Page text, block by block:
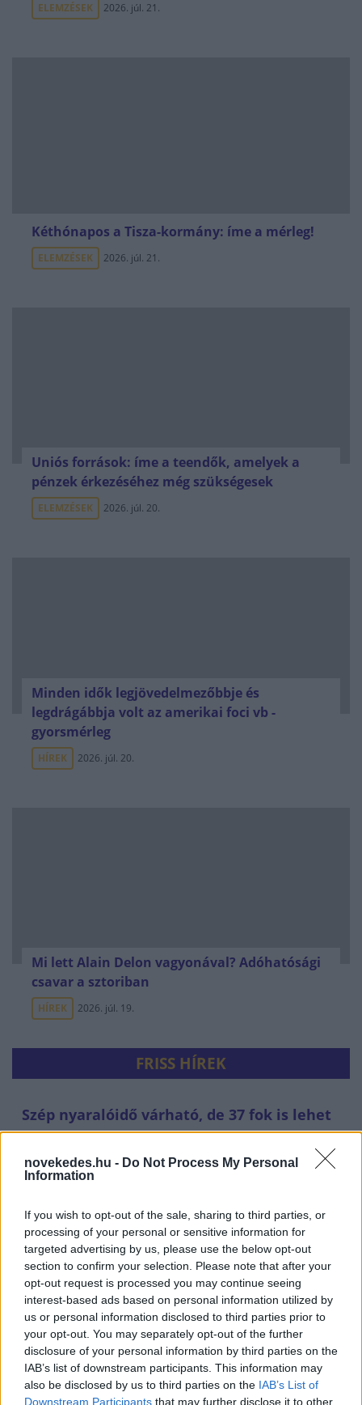
novekedes.hu - Do Not Process My Personal
Information
If you wish to opt-out of the sale, sharing to third parties, or
processing of your personal or sensitive information for
targeted advertising by us, please use the below opt-out
section to confirm your selection. Please note that after your
opt-out request is processed you may continue seeing
interest-based ads based on personal information utilized by
us or personal information disclosed to third parties prior to
your opt-out. You may separately opt-out of the further
disclosure of your personal information by third parties on the
IAB’s list of downstream participants. This information may
also be disclosed by us to third parties on the IAB’s List of
Downstream Participants that may further disclose it to other
ELEMZÉSEK 2026. júl. 21.
Kéthónapos a Tisza-kormány: íme a mérleg!
ELEMZÉSEK 2026. júl. 21.
Uniós források: íme a teendők, amelyek a
pénzek érkezéséhez még szükségesek
ELEMZÉSEK 2026. júl. 20.
Minden idők legjövedelmezőbbje és
legdrágábbja volt az amerikai foci vb -
gyorsmérleg
HÍREK 2026. júl. 20.
Mi lett Alain Delon vagyonával? Adóhatósági
csavar a sztoriban
HÍREK 2026. júl. 19.
FRISS HÍREK
Szép nyaralóidő várható, de 37 fok is lehet
Berobban Budapest egyik nagy gazdasági
motorja - így profitál belőle a gazdaság
ELEMZÉSEK egy órája